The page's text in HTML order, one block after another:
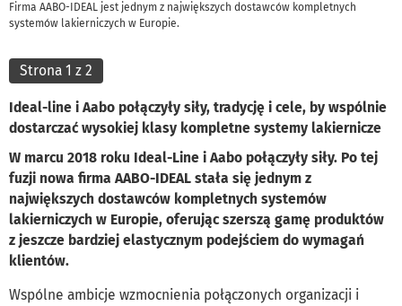
Firma AABO-IDEAL jest jednym z największych dostawców kompletnych
systemów lakierniczych w Europie.
Strona 1 z 2
Ideal-line i Aabo połączyły siły, tradycję i cele, by wspólnie
dostarczać wysokiej klasy kompletne systemy lakiernicze
W marcu 2018 roku Ideal-Line i Aabo połączyły siły. Po tej
fuzji nowa firma AABO-IDEAL stała się jednym z
największych dostawców kompletnych systemów
lakierniczych w Europie, oferując szerszą gamę produktów
z jeszcze bardziej elastycznym podejściem do wymagań
klientów.
Wspólne ambicje wzmocnienia połączonych organizacji i